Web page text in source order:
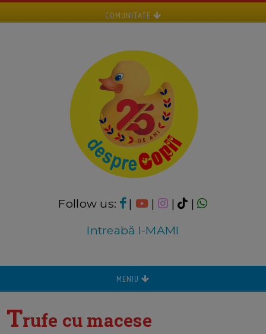
COMUNITATE
Follow us: | | |
|
Intreabă I-MAMI
MENIU
Trufe cu macese